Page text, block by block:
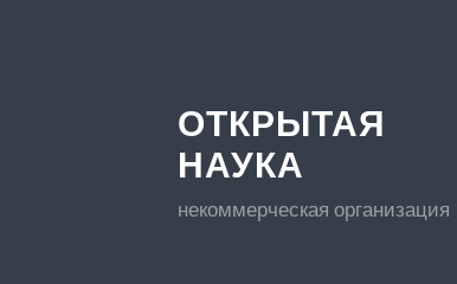
ОТКРЫТАЯ
НАУКА
некоммерческая организация